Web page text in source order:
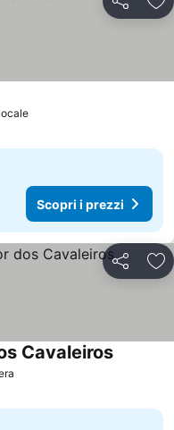
Condividi
Scopri i prezzi
Condividi
Cavaleiros